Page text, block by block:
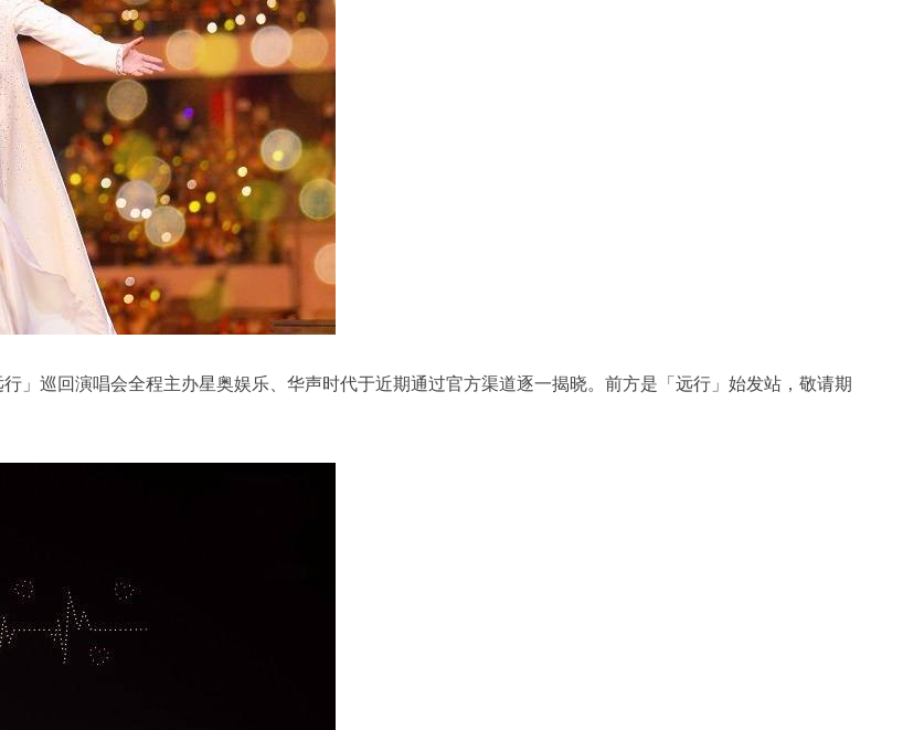
」巡回演唱会全程主办星奥娱乐、华声时代于近期通过官方渠道逐一揭晓。前方是「远行」始发站，敬请期